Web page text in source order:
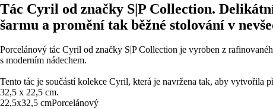
Tác Cyril od značky S|P Collection.
šarmu a promění tak běžné stolování v
Porcelánový tác Cyril od značky S|P Collection je vyroben z
s moderním nádechem.
Tento tác je součástí kolekce Cyril, která je navržena tak, aby vytvořila
32,5 x 22,5 cm.
22,5x32,5 cmPorcelánový